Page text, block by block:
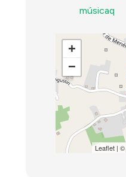
músicaq
+
−
Leaflet| ©